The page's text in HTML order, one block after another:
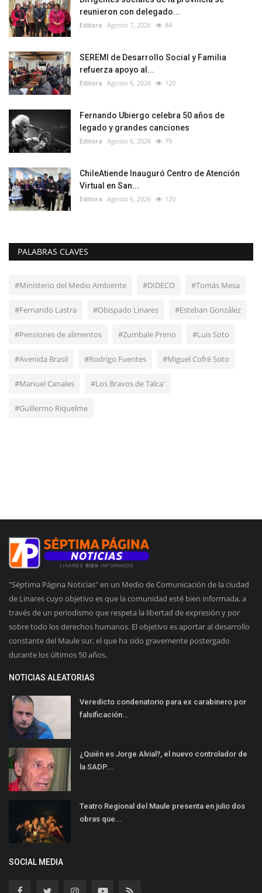
reunieron con delegado...
Editora Agosto 7, 2026 84
SEREMI de Desarrollo Social y Familia
refuerza apoyo al...
Editora Agosto 6, 2026 120
Fernando Ubiergo celebra 50 años de
legado y grandes canciones
Editora Agosto 6, 2026 79
ChileAtiende Inauguró Centro de Atención
Virtual en San...
Editora Agosto 6, 2026 120
PALABRAS CLAVES
#Ministerio del Medio Ambiente #DIDECO #Tomás Mesa
#Fernando Lastra #Obispado Linares #Esteban González
#Pensiones de alimentos #Zumbale Primo #Luis Soto
#Avenida Brasil #Rodrigo Fuentes #Miguel Cofré Soto
#Manuel Canales #Los Bravos de Talca'
#Guillermo Riquelme
"Séptima Página Noticias" en un Medio de Comunicación de la ciudad
de Linares cuyo objetivo es que la comunidad esté bien informada, a
través de un periodismo que respeta la libertad de expresión y por
sobre todo los derechos humanos. El objetivo es aportar al desarrollo
constante del Maule sur, el que ha sido gravemente postergado
durante los últimos 50 años.
NOTICIAS ALEATORIAS
Veredicto condenatorio para ex carabinero por
falsificación...
¿Quién es Jorge Alvial?, el nuevo controlador de
la SADP...
Teatro Regional del Maule presenta en julio dos
obras que...
SOCIAL MEDIA